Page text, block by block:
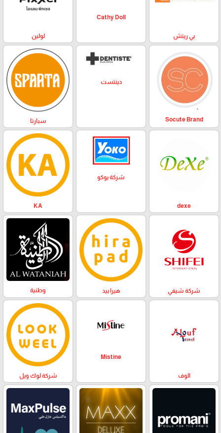
بي ريتش
Cathy Doll
لولين
Socute Brand
دينتست
سبارتا
dexe
شركة يوكو
KA
شركة شيفي هيرا بيد وطنية
الوف
Mistine
شركة لوك ويل